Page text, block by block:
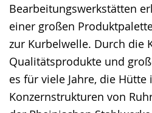
Bearbeitungswerkstätten
einer großen
zur Kurbelwelle. Durch die
Qualitätsprodukte und
es für viele Jahre, die
Konzernstrukturen von